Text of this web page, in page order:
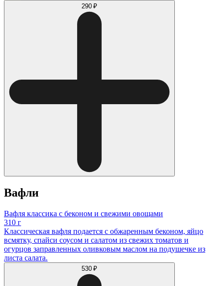
290 ₽
Вафли
Вафля классика с беконом и свежими овощами
310 г
Классическая вафля подается с обжаренным беконом, яйцо
всмятку, спайси соусом и салатом из свежих томатов и
огурцов заправленных оливковым маслом на подушечке из
листа салата.
530 ₽